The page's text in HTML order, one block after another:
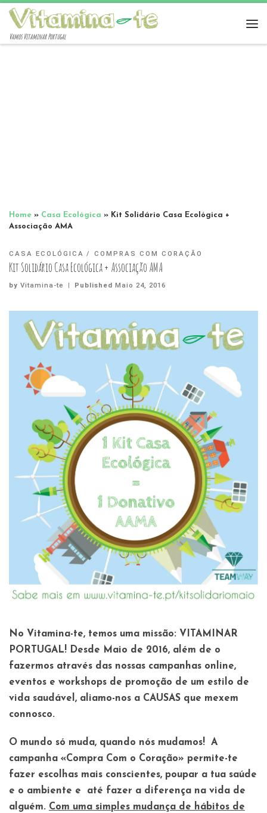
Vamos Vitaminar Portugal
Home » Casa Ecológica » Kit Solidário Casa Ecológica +
Associação AMA
CASA ECOLÓGICA COMPRAS COM CORAÇÃO
Kit Solidário Casa Ecológica + Associação AMA
by Vitamina-te | PublishedMaio 24, 2016
No Vitamina-te, temos uma missão: VITAMINAR
PORTUGAL! Desde Maio de 2016, além de o
fazermos através das nossas campanhas online,
eventos e workshops de promoção de um estilo de
vida saudável, aliamo-nos a CAUSAS que mexem
connosco.
O mundo só muda, quando nós mudamos! A
campanha «Compra Com o Coração» permite-te
fazer escolhas mais conscientes, poupar a tua saúde
e o ambiente e até fazer a diferença na vida de
alguém. Com uma simples mudança de hábitos de